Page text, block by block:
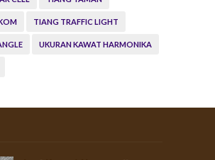
TIANG TRAFFIC LIGHT
UKURAN KAWAT HARMONIKA